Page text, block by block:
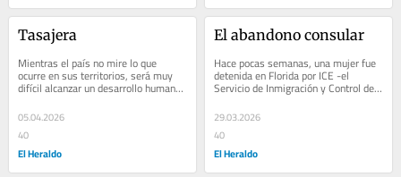
Tasajera
Mientras el país no mire lo que
ocurre en sus territorios, será muy
difícil alcanzar un desarrollo humano
empobrecimiento...
05.04.2026
40
El Heraldo
El abandono consular
Hace pocas semanas, una mujer fue
detenida en Florida por ICE -el
Servicio de Inmigración y Control de
Aduanas de Estados Unidos- con
fines de...
29.03.2026
40
El Heraldo